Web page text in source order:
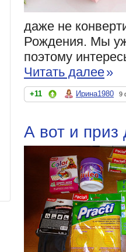
даже не
Рождения. Мы
поэтому
Читать далее»
+11 Ирина1980 9
А вот и приз